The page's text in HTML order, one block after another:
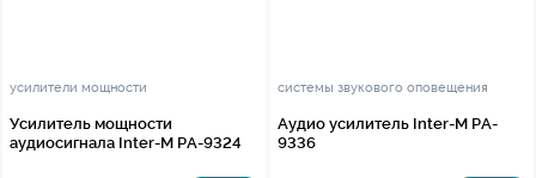
усилители мощности
Усилитель мощности
аудиосигнала Inter-M PA-9324
системы звукового оповещения
Аудио усилитель Inter-M PA-
9336